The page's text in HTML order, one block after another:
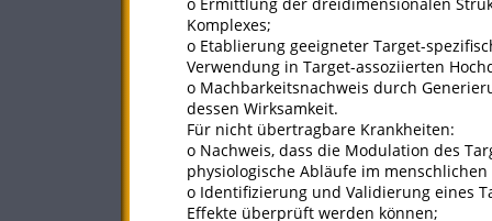
Komplexes;
o Etablierung geeigneter Target-
Verwendung in Target-assoziierten
o Machbarkeitsnachweis durch
dessen Wirksamkeit.
Für nicht übertragbare Krankheiten:
o Nachweis, dass die Modulation des
physiologische Abläufe im
o Identifizierung und Validierung eines
Effekte überprüft werden können;